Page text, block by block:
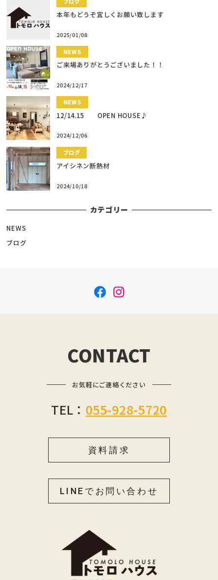
本年もどうぞ宜しくお願い致します
2025/01/08
NEWS
ご来場ありがとうございました！！
2024/12/17
NEWS
12/14.15 OPEN HOUSE♪
2024/12/06
ブログ
アイシネン断熱材
2024/10/18
カテゴリー
NEWS
ブログ
c
b
o
o
k
i
s
a
g
r
a
m
CONTACT
お気軽にご連絡ください
TEL： 055-928-5720
資料請求
LINEでお問い合わせ